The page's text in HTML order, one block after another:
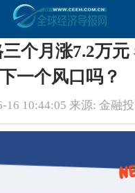
个月涨7.2万元
下一个风口吗？
16 10:44:05 来源: 金融